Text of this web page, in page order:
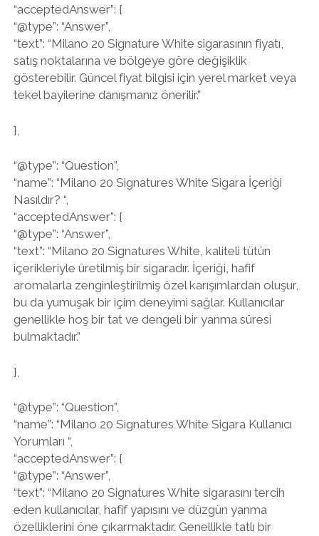
“acceptedAnswer”: {
“@type”: “Answer”,
“text”: “Milano 20 Signature White sigarasının fiyatı,
satış noktalarına ve bölgeye göre değişiklik
gösterebilir. Güncel fiyat bilgisi için yerel market veya
tekel bayilerine danışmanız önerilir.”
},
“@type”: “Question”,
“name”: “Milano 20 Signatures White Sigara İçeriği
Nasıldır? “,
“acceptedAnswer”: {
“@type”: “Answer”,
“text”: “Milano 20 Signatures White, kaliteli tütün
içerikleriyle üretilmiş bir sigaradır. İçeriği, hafif
aromalarla zenginleştirilmiş özel karışımlardan oluşur,
bu da yumuşak bir içim deneyimi sağlar. Kullanıcılar
genellikle hoş bir tat ve dengeli bir yanma süresi
bulmaktadır.”
},
“@type”: “Question”,
“name”: “Milano 20 Signatures White Sigara Kullanıcı
Yorumları “,
“acceptedAnswer”: {
“@type”: “Answer”,
“text”: “Milano 20 Signatures White sigarasını tercih
eden kullanıcılar, hafif yapısını ve düzgün yanma
özelliklerini öne çıkarmaktadır. Genellikle tatlı bir